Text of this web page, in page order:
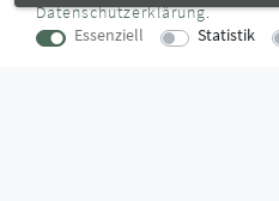
Daten­schutz­erklärung.
Essenziell
Statistik